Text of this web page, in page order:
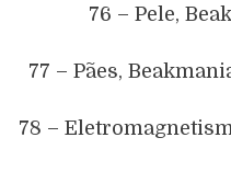
76 – Pele,
77 – Pães,
78 –